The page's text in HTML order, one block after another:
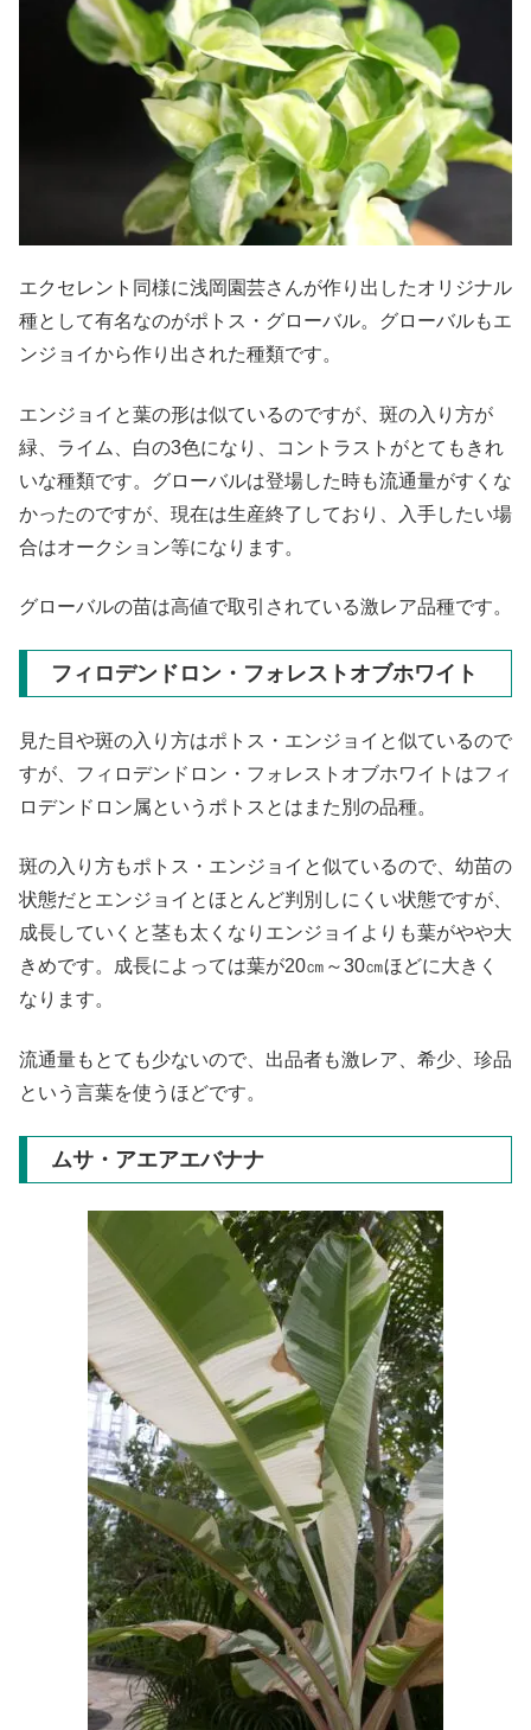
エクセレント同様に浅岡園芸さんが作り出したオリジナル
種として有名なのがポトス・グローバル。グローバルもエ
ンジョイから作り出された種類です。
エンジョイと葉の形は似ているのですが、斑の入り方が
緑、ライム、白の3色になり、コントラストがとてもきれ
いな種類です。グローバルは登場した時も流通量がすくな
かったのですが、現在は生産終了しており、入手したい場
合はオークション等になります。
グローバルの苗は高値で取引されている激レア品種です。
フィロデンドロン・フォレストオブホワイト
見た目や斑の入り方はポトス・エンジョイと似ているので
すが、フィロデンドロン・フォレストオブホワイトはフィ
ロデンドロン属というポトスとはまた別の品種。
斑の入り方もポトス・エンジョイと似ているので、幼苗の
状態だとエンジョイとほとんど判別しにくい状態ですが、
成長していくと茎も太くなりエンジョイよりも葉がやや大
きめです。成長によっては葉が20㎝～30㎝ほどに大きく
なります。
流通量もとても少ないので、出品者も激レア、希少、珍品
という言葉を使うほどです。
ムサ・アエアエバナナ